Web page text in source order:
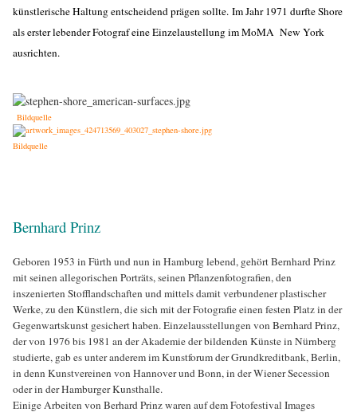
künstlerische Haltung entscheidend prägen sollte. Im Jahr 1971 durfte Shore
als erster lebender Fotograf eine Einzelaustellung im MoMA New York
ausrichten.
Bildquelle
Bildquelle
Bernhard Prinz
Geboren 1953 in Fürth und nun in Hamburg lebend, gehört Bernhard Prinz
mit seinen allegorischen Porträts, seinen Pflanzenfotografien, den
inszenierten Stofflandschaften und mittels damit verbundener plastischer
Werke, zu den Künstlern, die sich mit der Fotografie einen festen Platz in der
Gegenwartskunst gesichert haben. Einzelausstellungen von Bernhard Prinz,
der von 1976 bis 1981 an der Akademie der bildenden Künste in Nürnberg
studierte, gab es unter anderem im Kunstforum der Grundkreditbank, Berlin,
in denn Kunstvereinen von Hannover und Bonn, in der Wiener Secession
oder in der Hamburger Kunsthalle.
Einige Arbeiten von Berhard Prinz waren auf dem Fotofestival Images